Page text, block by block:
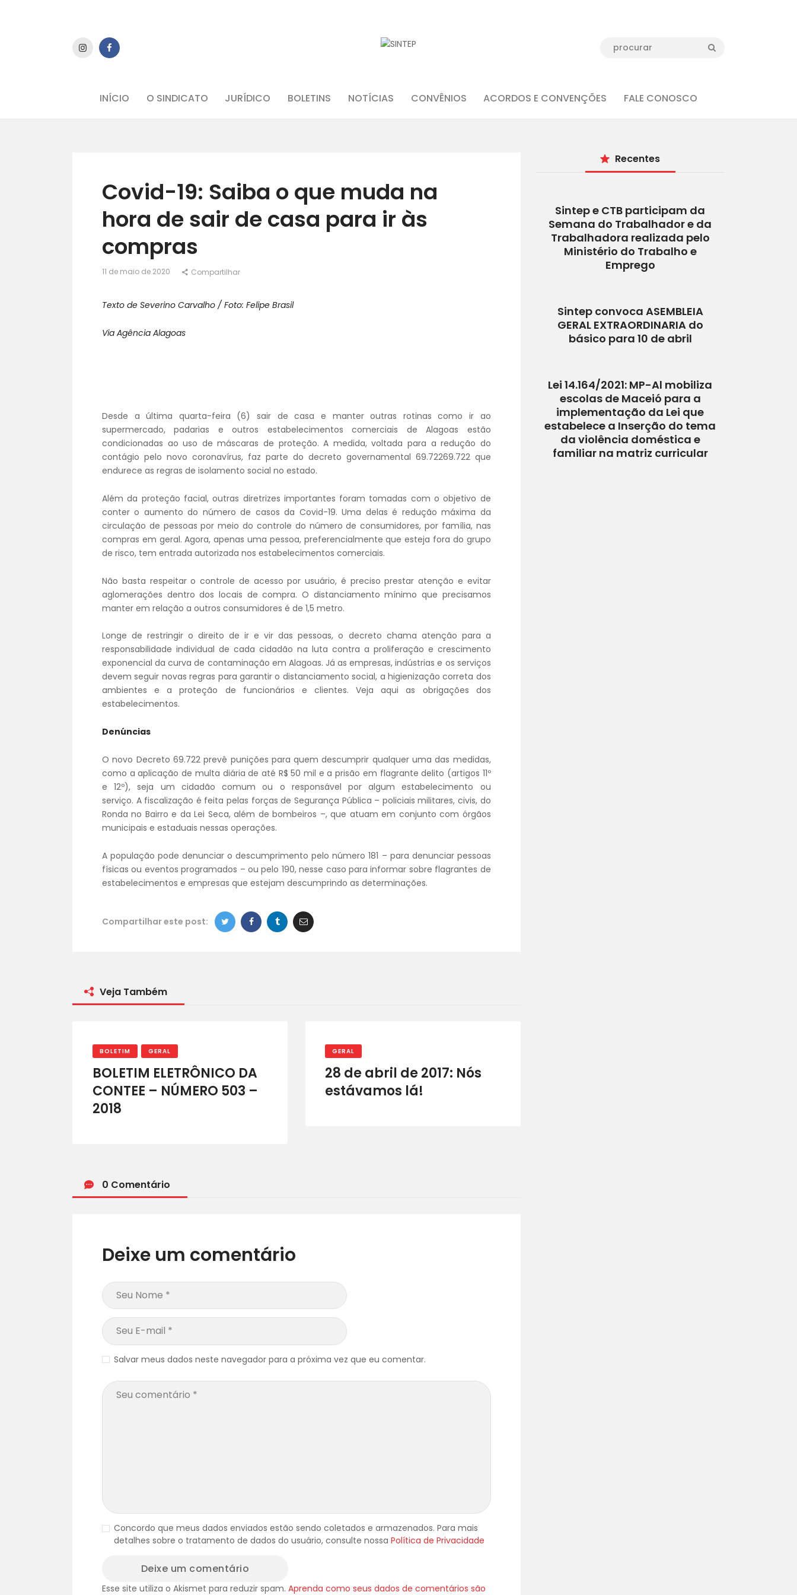
INÍCIO O SINDICATO JURÍDICO BOLETINS NOTÍCIAS CONVÊNIOS ACORDOS E CONVENÇÕES FALE CONOSCO
INÍCIO
BOLETINS
ACORDOS E CONVENÇÕES
Covid-19: Saiba o que muda na
hora de sair de casa para ir às
compras
11 de maio de 2020 Compartilhar
Texto de Severino Carvalho / Foto: Felipe Brasil
Via Agência Alagoas
Desde a última quarta-feira (6) sair de casa e manter outras rotinas como ir ao
supermercado, padarias e outros estabelecimentos comerciais de Alagoas estão
condicionadas ao uso de máscaras de proteção. A medida, voltada para a redução do
contágio pelo novo coronavírus, faz parte do decreto governamental 69.72269.722 que
endurece as regras de isolamento social no estado.
Além da proteção facial, outras diretrizes importantes foram tomadas com o objetivo de
conter o aumento do número de casos da Covid-19. Uma delas é redução máxima da
circulação de pessoas por meio do controle do número de consumidores, por família, nas
compras em geral. Agora, apenas uma pessoa, preferencialmente que esteja fora do grupo
de risco, tem entrada autorizada nos estabelecimentos comerciais.
Não basta respeitar o controle de acesso por usuário, é preciso prestar atenção e evitar
aglomerações dentro dos locais de compra. O distanciamento mínimo que precisamos
manter em relação a outros consumidores é de 1,5 metro.
Longe de restringir o direito de ir e vir das pessoas, o decreto chama atenção para a
responsabilidade individual de cada cidadão na luta contra a proliferação e crescimento
exponencial da curva de contaminação em Alagoas. Já as empresas, indústrias e os serviços
devem seguir novas regras para garantir o distanciamento social, a higienização correta dos
ambientes e a proteção de funcionários e clientes. Veja aqui as obrigações dos
estabelecimentos.
Denúncias
O novo Decreto 69.722 prevê punições para quem descumprir qualquer uma das medidas,
como a aplicação de multa diária de até R$ 50 mil e a prisão em flagrante delito (artigos 11º
e 12º), seja um cidadão comum ou o responsável por algum estabelecimento ou
serviço. A fiscalização é feita pelas forças de Segurança Pública – policiais militares, civis, do
Ronda no Bairro e da Lei Seca, além de bombeiros –, que atuam em conjunto com órgãos
municipais e estaduais nessas operações.
A população pode denunciar o descumprimento pelo número 181 – para denunciar pessoas
físicas ou eventos programados – ou pelo 190, nesse caso para informar sobre flagrantes de
estabelecimentos e empresas que estejam descumprindo as determinações.
Compartilhar este post:
Veja Também
BOLETIM GERAL
BOLETIM ELETRÔNICO DA
CONTEE – NÚMERO 503 –
2018
GERAL
28 de abril de 2017: Nós
estávamos lá!
0 Comentário
Deixe um comentário
Salvar meus dados neste navegador para a próxima vez que eu comentar.
Concordo que meus dados enviados estão sendo coletados e armazenados. Para mais
detalhes sobre o tratamento de dados do usuário, consulte nossa Política de Privacidade
Esse site utiliza o Akismet para reduzir spam. Aprenda como seus dados de comentários são
Recentes
Sintep e CTB participam da
Semana do Trabalhador e da
Trabalhadora realizada pelo
Ministério do Trabalho e
Emprego
Sintep convoca ASEMBLEIA
GERAL EXTRAORDINARIA do
básico para 10 de abril
Lei 14.164/2021: MP-Al mobiliza
escolas de Maceió para a
implementação da Lei que
estabelece a Inserção do tema
da violência doméstica e
familiar na matriz curricular